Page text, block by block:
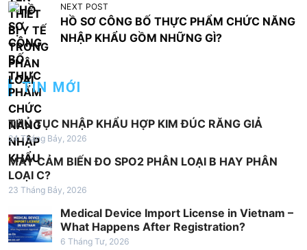
u
h
ư
ớ
n
g
b
à
i
v
i
ế
NEXT POST
HỒ SƠ CÔNG BỐ THỰC PHẨM CHỨC NĂNG
NHẬP KHẨU GỒM NHỮNG GÌ?
TIN MỚI
THỦ TỤC NHẬP KHẨU HỢP KIM ĐÚC RĂNG GIẢ
24 Tháng Bảy, 2026
MÁY CẢM BIẾN ĐO SPO2 PHÂN LOẠI B HAY PHÂN
LOẠI C?
23 Tháng Bảy, 2026
Medical Device Import License in Vietnam –
What Happens After Registration?
6 Tháng Tư, 2026